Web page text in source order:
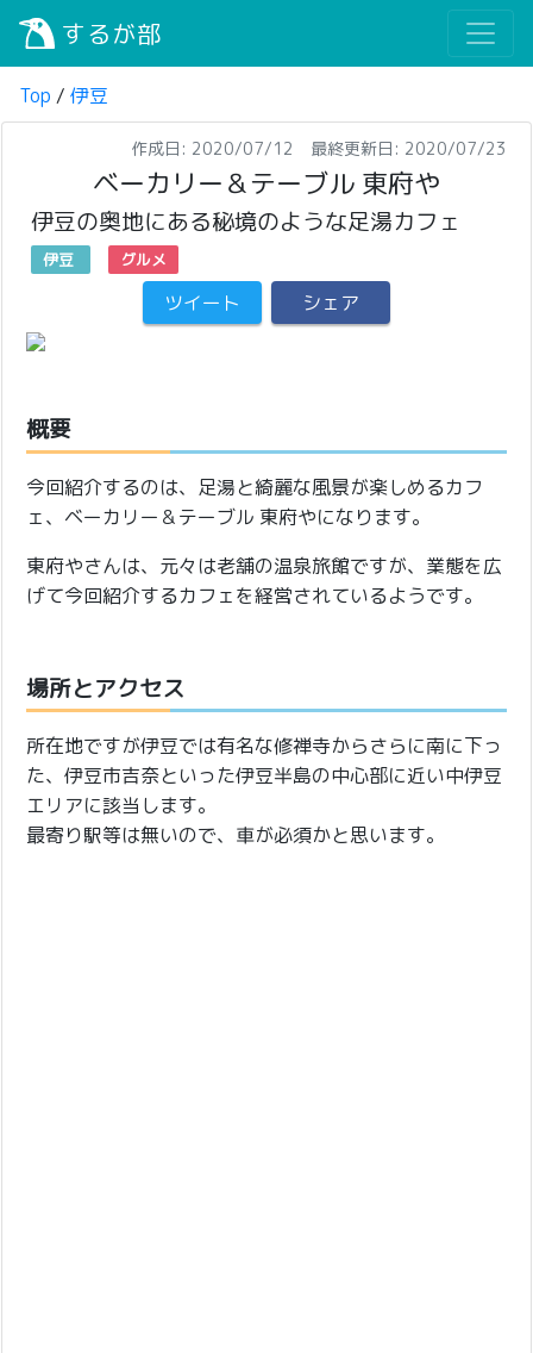
するが部
Top / 伊豆
作成日: 2020/07/12 最終更新日: 2020/07/23
ベーカリー＆テーブル 東府や
伊豆の奥地にある秘境のような足湯カフェ
伊豆 グルメ
ツイート シェア
概要
今回紹介するのは、足湯と綺麗な風景が楽しめるカフ
ェ、ベーカリー＆テーブル 東府やになります。
東府やさんは、元々は老舗の温泉旅館ですが、業態を広
げて今回紹介するカフェを経営されているようです。
場所とアクセス
所在地ですが伊豆では有名な修禅寺からさらに南に下っ
た、伊豆市吉奈といった伊豆半島の中心部に近い中伊豆
エリアに該当します。
最寄り駅等は無いので、車が必須かと思います。